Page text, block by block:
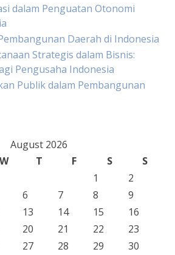
dalam Penguatan Otonomi
Daerah di Indonesia
Strategis dalam Bisnis:
Pengusaha Indonesia
Publik dalam Pembangunan
August 2026
W T F S
S
1
2
6 7 8
9
13 14 15
16
20 21 22
23
27 28 29 30